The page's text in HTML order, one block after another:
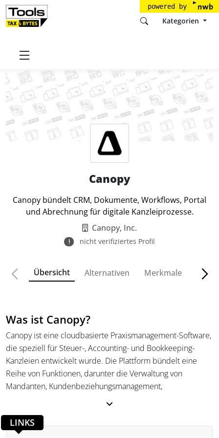
powered by
Kategorien
Startseite
Canopy
Canopy bündelt CRM, Dokumente, Workflows, Portal
und Abrechnung für digitale Kanzleiprozesse.
Canopy, Inc.
nicht verifiziertes Profil
Übersicht Alternativen Merkmale
Was ist Canopy?
Canopy ist eine cloudbasierte Praxismanagement-Software,
die speziell für Steuer-, Accounting- und Bookkeeping-
Kanzleien entwickelt wurde. Die Plattform bündelt eine
Reihe von Funktionen, darunter die Verwaltung von
Mandanten, Kundenbeziehungsmanagement,
Reporting. Der Einsatzbereich liegt in Kanzleien, die
LINKS